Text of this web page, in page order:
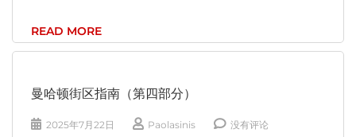
READ MORE
曼哈顿街区指南（第四部分）
2025年7月22日 Paolasinis
没有评论